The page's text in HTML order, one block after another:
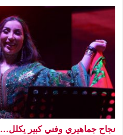
نجاح جماهيري وفني كبير يكلل…